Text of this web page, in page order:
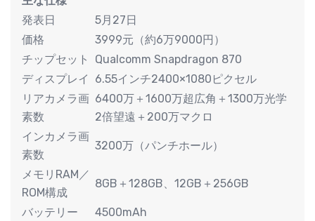
発表日
5月27日
価格
3999元（約6万9000円）
チップセット
Qualcomm Snapdragon 870
ディスプレイ
6.55インチ2400×1080ピクセル
リアカメラ画
素数
6400万＋1600万超広角＋1300万光学
2倍望遠＋200万マクロ
インカメラ画
素数
3200万（パンチホール）
メモリRAM／
ROM構成
8GB＋128GB、12GB＋256GB
バッテリー
4500mAh